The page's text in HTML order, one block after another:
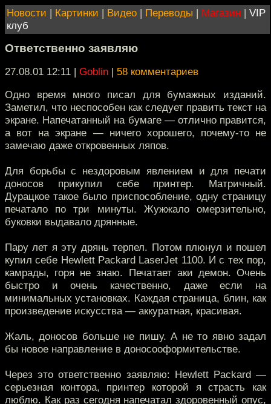
Новости | Картинки | Видео | Переводы | Магазин | VIP
клуб
Ответственно заявляю
27.08.01 12:11 | Goblin | 58 комментариев
Одно время много писал для бумажных изданий.
Заметил, что неспособен как следует править текст на
экране. Напечатанный на бумаге — отлично правится,
а вот на экране — ничего хорошего, почему-то не
замечаю даже откровенных ляпов.
Для борьбы с нездоровым явлением и для печати
доносов прикупил себе принтер. Матричный.
Дурацкое такое было приспособление, одну страницу
печатало по три минуты. Жужжало омерзительно,
буковки выдавало дрянные.
Пару лет я эту дрянь терпел. Потом плюнул и пошел
купил себе Hewlett Packard LaserJet 1100. И с тех пор,
камрады, горя не знаю. Печатает аки демон. Очень
быстро и очень качественно, даже если на
минимальных установках. Каждая страница, блин, как
произведение искусства — аккуратная, красивая.
Жаль, доносов больше не пишу. А не то явно задал
бы новое направление в доносооформительстве.
Через это ответственно заявляю: Hewlett Packard —
серьезная контора, принтер которой я страсть как
люблю. Как раз сегодня напечатал здоровенный опус,